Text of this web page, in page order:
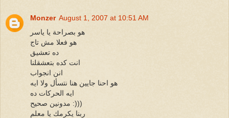
Monzer August 1, 2007 at 10:51 AM
هو بصراحة يا ياسر
هو فعلا مش تاج
ده تعشيق
انت كده بتعشقلنا
انن انجواب
هو احنا جايين هنا نتسأل ولا ايه
ايه الحركات ده
مدونين صحيح :)))
ربنا يكرمك يا معلم